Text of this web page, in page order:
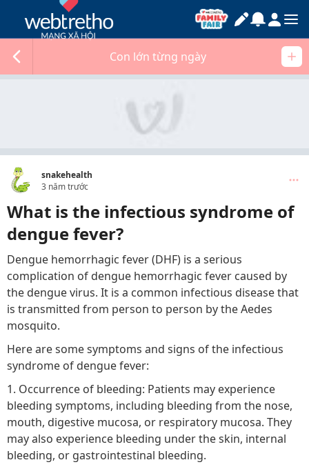
Con lớn từng ngày
snakehealth
3 năm trước
What is the infectious syndrome of
dengue fever?
Dengue hemorrhagic fever (DHF) is a serious
complication of dengue hemorrhagic fever caused by
the dengue virus. It is a common infectious disease that
is transmitted from person to person by the Aedes
mosquito.
Here are some symptoms and signs of the infectious
syndrome of dengue fever:
1. Occurrence of bleeding: Patients may experience
bleeding symptoms, including bleeding from the nose,
mouth, digestive mucosa, or respiratory mucosa. They
may also experience bleeding under the skin, internal
bleeding, or gastrointestinal bleeding.